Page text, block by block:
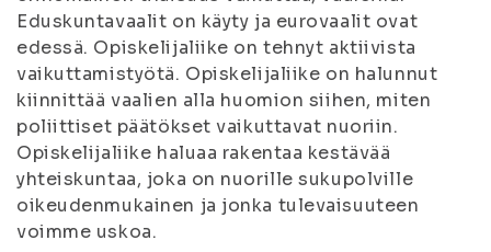
Eduskuntavaalit on käyty ja eurovaalit ovat
edessä. Opiskelijaliike on tehnyt aktiivista
vaikuttamistyötä. Opiskelijaliike on halunnut
kiinnittää vaalien alla huomion siihen, miten
poliittiset päätökset vaikuttavat nuoriin.
Opiskelijaliike haluaa rakentaa kestävää
yhteiskuntaa, joka on nuorille sukupolville
oikeudenmukainen ja jonka tulevaisuuteen
voimme uskoa.